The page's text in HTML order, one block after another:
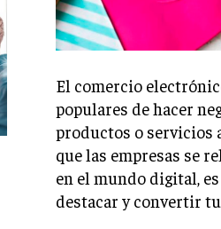
El comercio
populares de hacer
productos o servicios
que las empresas se
en el mundo digital,
destacar y convertir